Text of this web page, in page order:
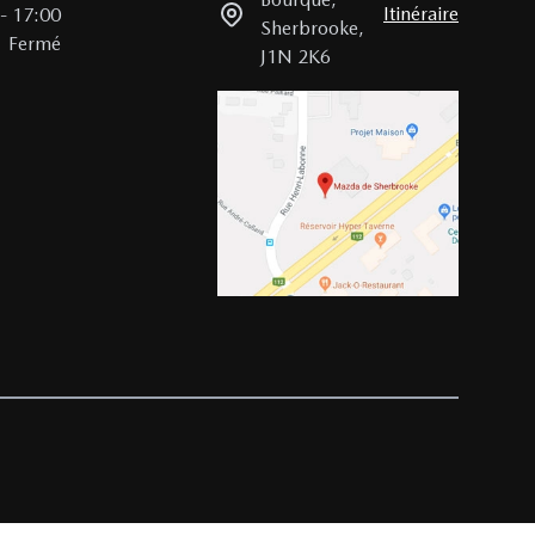
- 17:00
Fermé
Sherbrooke,
J1N 2K6
Itinéraire